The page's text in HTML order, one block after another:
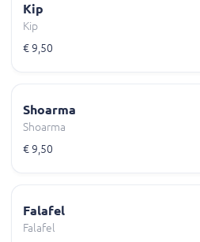
Kip
Kip
€ 9,50
Shoarma
Shoarma
€ 9,50
Falafel
Falafel